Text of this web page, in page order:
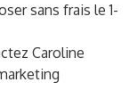
sans frais le 1-
Caroline